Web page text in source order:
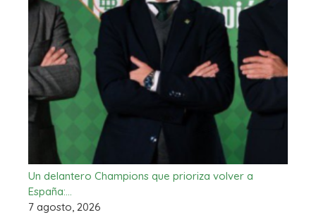
Un delantero Champions que prioriza volver a
España:…
7 agosto, 2026